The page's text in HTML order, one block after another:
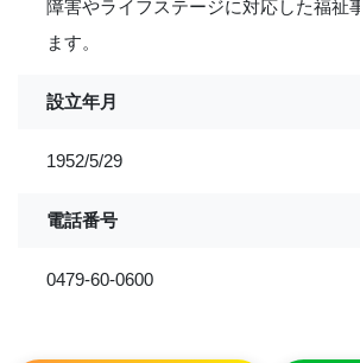
障害やライフステージに対応した福祉
ます。
設立年月
1952/5/29
電話番号
0479-60-0600